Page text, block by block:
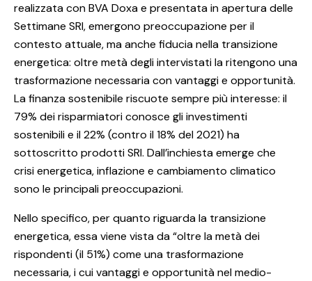
realizzata con BVA Doxa e presentata in apertura delle
Settimane SRI, emergono preoccupazione per il
contesto attuale, ma anche fiducia nella transizione
energetica: oltre metà degli intervistati la ritengono una
trasformazione necessaria con vantaggi e opportunità.
La finanza sostenibile riscuote sempre più interesse: il
79% dei risparmiatori conosce gli investimenti
sostenibili e il 22% (contro il 18% del 2021) ha
sottoscritto prodotti SRI. Dall’inchiesta emerge che
crisi energetica, inflazione e cambiamento climatico
sono le principali preoccupazioni.
Nello specifico, per quanto riguarda la transizione
energetica, essa viene vista da “oltre la metà dei
rispondenti (il 51%) come una trasformazione
necessaria, i cui vantaggi e opportunità nel medio-